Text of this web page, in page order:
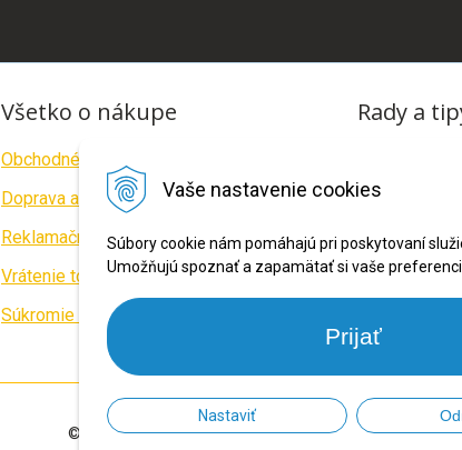
Vaše nastavenie cookies
Súbory cookie nám pomáhajú pri poskytovaní
Umožňujú spoznať a zapamätať si vaše
Prijať
Nastaviť
Všetko o nákupe
Obchodné podmienky
Doprava a platba
Reklamačný poriadok
Vrátenie tovaru
Súkromie a cookies
Rady a
© 2026 PRONARADIE.SK •NextShop&e-shop Pohoda